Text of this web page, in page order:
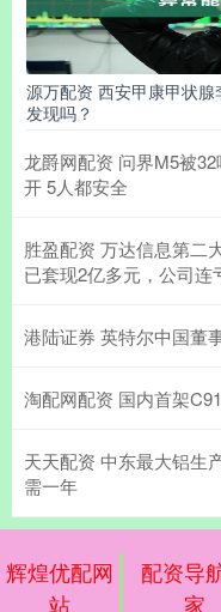
源万配资 西安甲康甲状
发现吗？
龙爵网配资 问界M5被
开 5人都安全
胜盈配资 万达信息第二
已套现2亿多元，公司连
港陆证券 英特尔中国董
淘配网配资 国内首架
天天配资 中东最大铝生
需一年
辉煌优配网
站
配资导
家